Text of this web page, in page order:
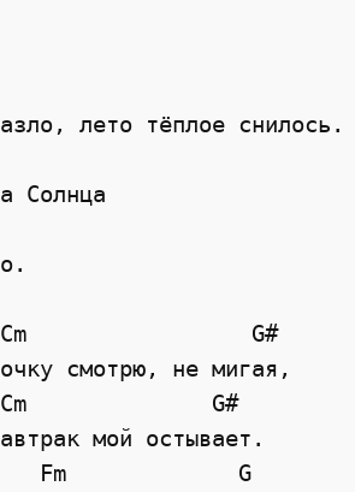
лето тёплое снилось.
Солнца
G#
смотрю, не мигая,
G#
мой остывает.
Fm             G